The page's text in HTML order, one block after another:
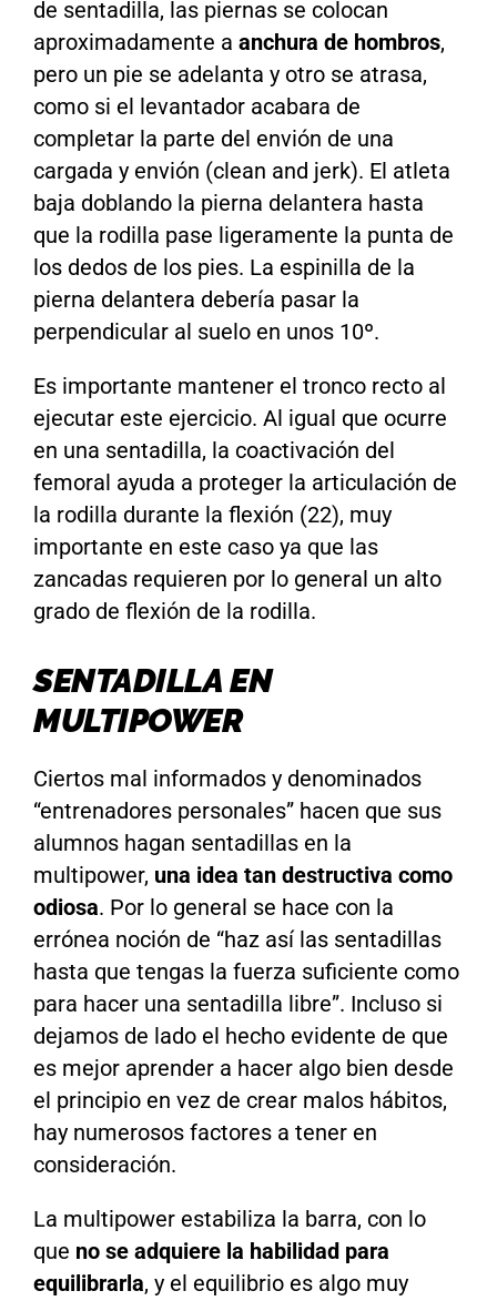
de sentadilla, las piernas se colocan
aproximadamente a anchura de hombros,
pero un pie se adelanta y otro se atrasa,
como si el levantador acabara de
completar la parte del envión de una
cargada y envión (clean and jerk). El atleta
baja doblando la pierna delantera hasta
que la rodilla pase ligeramente la punta de
los dedos de los pies. La espinilla de la
pierna delantera debería pasar la
perpendicular al suelo en unos 10º.
Es importante mantener el tronco recto al
ejecutar este ejercicio. Al igual que ocurre
en una sentadilla, la coactivación del
femoral ayuda a proteger la articulación de
la rodilla durante la flexión (22), muy
importante en este caso ya que las
zancadas requieren por lo general un alto
grado de flexión de la rodilla.
SENTADILLA EN
MULTIPOWER
Ciertos mal informados y denominados
“entrenadores personales” hacen que sus
alumnos hagan sentadillas en la
multipower, una idea tan destructiva como
odiosa. Por lo general se hace con la
errónea noción de “haz así las sentadillas
hasta que tengas la fuerza suficiente como
para hacer una sentadilla libre”. Incluso si
dejamos de lado el hecho evidente de que
es mejor aprender a hacer algo bien desde
el principio en vez de crear malos hábitos,
hay numerosos factores a tener en
consideración.
La multipower estabiliza la barra, con lo
que no se adquiere la habilidad para
equilibrarla, y el equilibrio es algo muy